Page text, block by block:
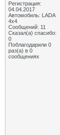
Регистрация:
04.04.2017
Автомобиль: LADA
4x4
Сообщений: 11
Сказал(а) спасибо:
0
Поблагодарили 0
раз(а) в 0
сообщениях